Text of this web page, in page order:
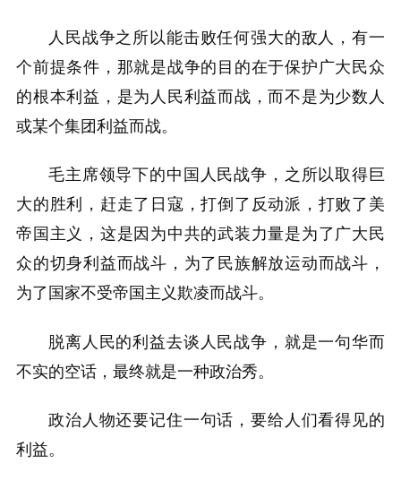
人民战争之所以能击败任何强大的敌人，有一
个前提条件，那就是战争的目的在于保护广大民众
的根本利益，是为人民利益而战，而不是为少数人
或某个集团利益而战。
毛主席领导下的中国人民战争，之所以取得巨
大的胜利，赶走了日寇，打倒了反动派，打败了美
帝国主义，这是因为中共的武装力量是为了广大民
众的切身利益而战斗，为了民族解放运动而战斗，
为了国家不受帝国主义欺凌而战斗。
脱离人民的利益去谈人民战争，就是一句华而
不实的空话，最终就是一种政治秀。
政治人物还要记住一句话，要给人们看得见的
利益。